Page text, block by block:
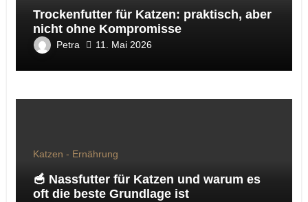
Trockenfutter für Katzen: praktisch, aber
nicht ohne Kompromisse
Petra 11. Mai 2026
Katzen - Ernährung
🥣 Nassfutter für Katzen und warum es
oft die beste Grundlage ist